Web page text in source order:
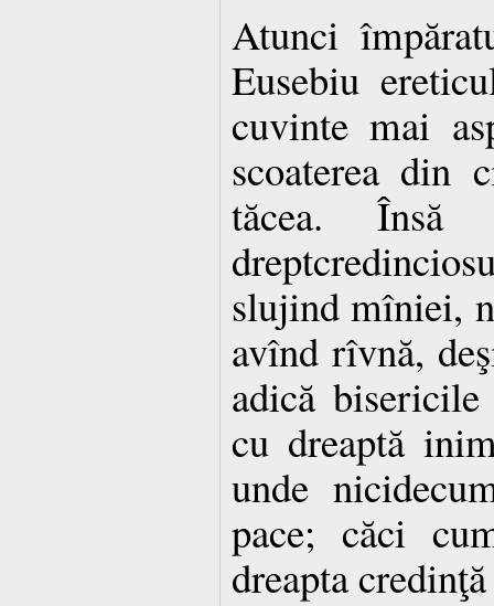
Atunci
Eusebiu
cuvinte mai
scoaterea din
tăcea. Însă
slujind mîniei,
avînd rîvnă,
adică
cu dreaptă
unde
pace; căci
dreapta